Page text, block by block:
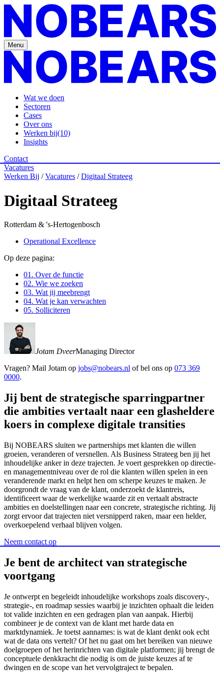
Menu
Wat we doen
Sectoren
Cases
Over ons
Werken bij(10)
Insights
Contact
Vacatures
Werken Bij /Vacatures /Digitaal Strateeg
Digitaal Strateeg
Rotterdam & 's-Hertogenbosch
Operational Excellence
Op deze pagina:
01. Over de functie
02. Wie we zoeken
03. Wat jij meebrengt
04. Wat je kan verwachten
05. Solliciteren
Jotam DveerManaging Director
Vragen? Mail Jotam op jobs@nobears.nl of bel ons op 073 369
0000.
Jij bent de strategische sparringpartner
die ambities vertaalt naar een glasheldere
koers in complexe digitale transities
Bij NOBEARS sluiten we partnerships met klanten die willen
groeien, veranderen of versnellen. Als Business Strateeg ben jij het
inhoudelijke anker in deze trajecten. Je voert gesprekken op directie-
en managementniveau over de rol die klanten willen spelen in een
veranderende markt en helpt hen om scherpe keuzes te maken. Je
doorgrondt de vraag van de klant, onderzoekt de klantreis,
identificeert waar de werkelijke waarde zit en vertaalt abstracte
ambities en doelstellingen naar een concrete, strategische richting. Jij
zorgt ervoor dat trajecten niet versnipperd raken, maar een helder,
overkoepelend verhaal blijven volgen.
Neem contact op
Je bent de architect van strategische
voortgang
Je ontwerpt en begeleidt inhoudelijke workshops zoals discovery-,
strategie-, en roadmap sessies waarbij je inzichten ophaalt die leiden
tot valide inzichten en een gedragen plan van aanpak. Hierbij
combineer je de context van de klant met harde data en
marktdynamiek. Je toetst aannames: is wat de klant denkt ook echt
wat de data ons vertelt? Of het nu gaat om het bereiken van nieuwe
doelgroepen of het herinrichten van digitale platformen; jij brengt de
conceptuele denkkracht die nodig is om de juiste keuzes af te
dwingen en de scope van het vervolgtraject te bepalen.